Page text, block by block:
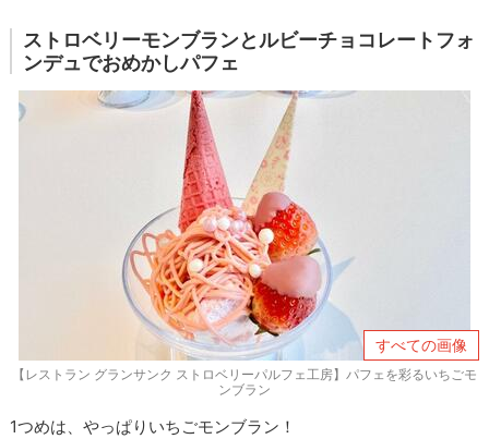
ストロベリーモンブランとルビーチョコレートフォ
ンデュでおめかしパフェ
すべての画像
【レストラン グランサンク ストロベリーパルフェ工房】パフェを彩るいちごモ
ンブラン
1つめは、やっぱりいちごモンブラン！